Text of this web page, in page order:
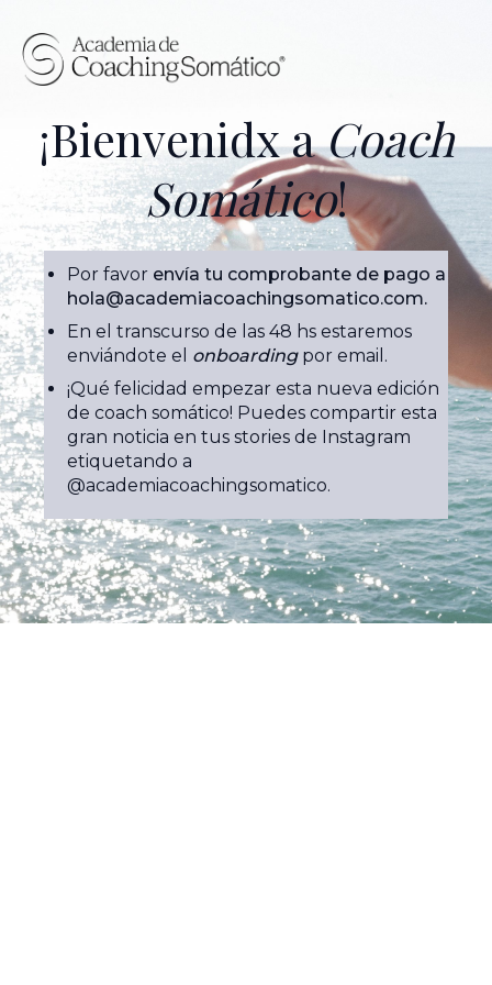
¡Bienvenidx aCoach
Somático!
Por favor envía tu comprobante de pago a
hola@academiacoachingsomatico.com.
En el transcurso de las 48 hs estaremos
enviándote el onboardingpor email.
¡Qué felicidad empezar esta nueva edición
de coach somático! Puedes compartir esta
gran noticia en tus stories de Instagram
etiquetando a
@academiacoachingsomatico.